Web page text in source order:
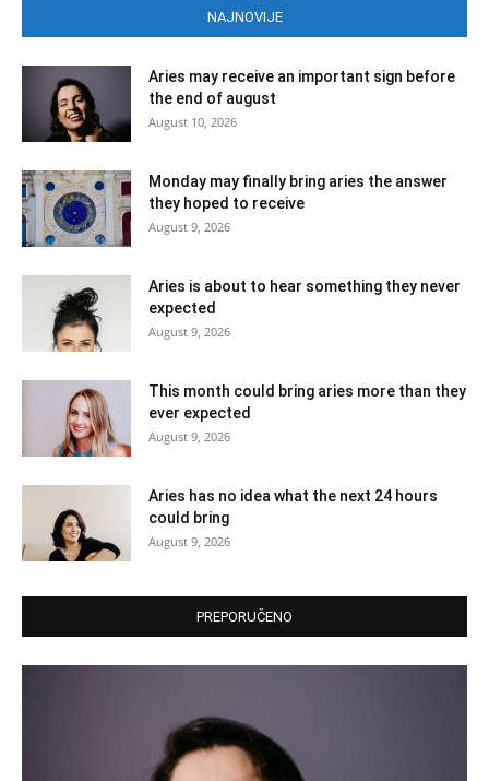
NAJNOVIJE
Aries may receive an important sign before
the end of august
August 10, 2026
Monday may finally bring aries the answer
they hoped to receive
August 9, 2026
Aries is about to hear something they never
expected
August 9, 2026
This month could bring aries more than they
ever expected
August 9, 2026
Aries has no idea what the next 24 hours
could bring
August 9, 2026
PREPORUČENO